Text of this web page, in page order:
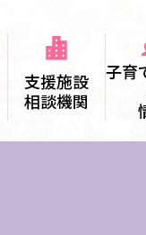
支援施設
相談機関
子育